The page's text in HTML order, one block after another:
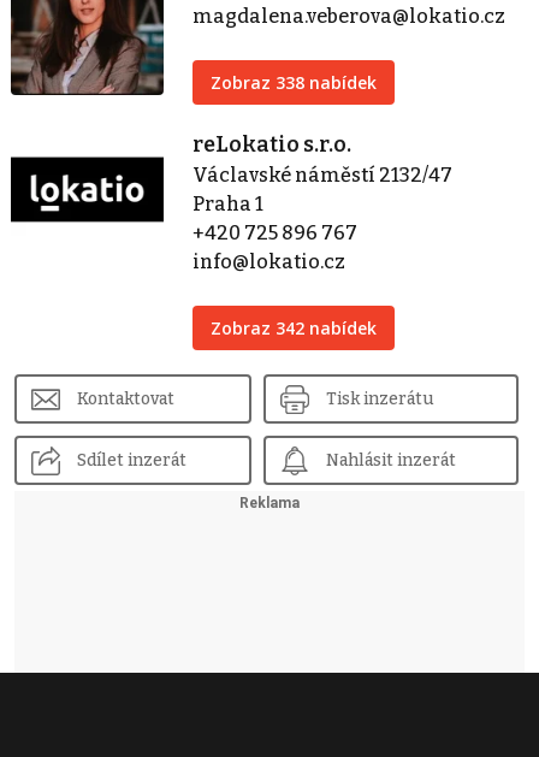
magdalena.veberova@lokatio.cz
Zobraz 338 nabídek
reLokatio s.r.o.
Václavské náměstí 2132/47
Praha 1
+420 725 896 767
info@lokatio.cz
Zobraz 342 nabídek
Kontaktovat Tisk inzerátu
Sdílet inzerát Nahlásit inzerát